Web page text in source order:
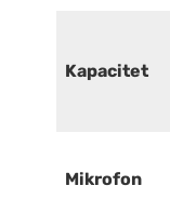
Kapacitet
Mikrofon